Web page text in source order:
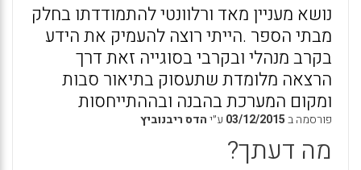
נושא מעניין מאד ורלוונטי להתמודדתו בחלק
מבתי הספר .הייתי רוצה להעמיק את הידע
בקרב מנהלי ובקרבי בסוגייה זאת דרך
הרצאה מלומדת שתעסוק בתיאור סבות
ומקום המערכת בהבנה ובההתייחסות
פורסמה ב03/12/2015 ע״יהדס ריבנוביץ
מה דעתך?